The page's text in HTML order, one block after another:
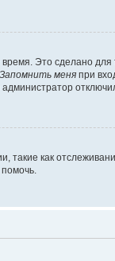
Это сделано для
Запомнить меня при
администратор
такие как